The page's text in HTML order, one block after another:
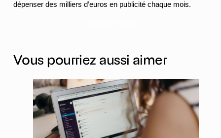
dépenser des milliers d’euros en publicité chaque mois.
Vous pourriez aussi aimer